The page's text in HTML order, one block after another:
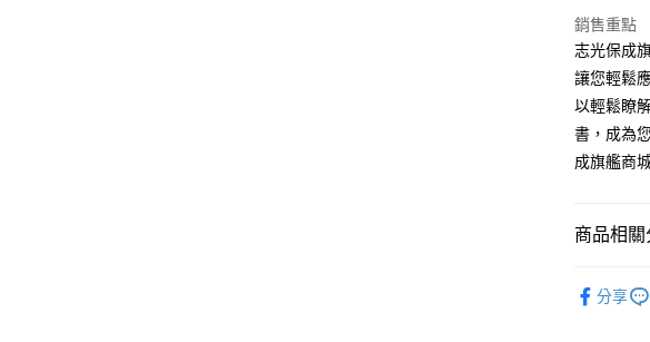
運送方式
全家取貨付
每筆
每筆
每筆
銷售重點
志光保成
讓您輕鬆
以輕鬆瞭
書，成為
成旗艦商
商品相關
分享